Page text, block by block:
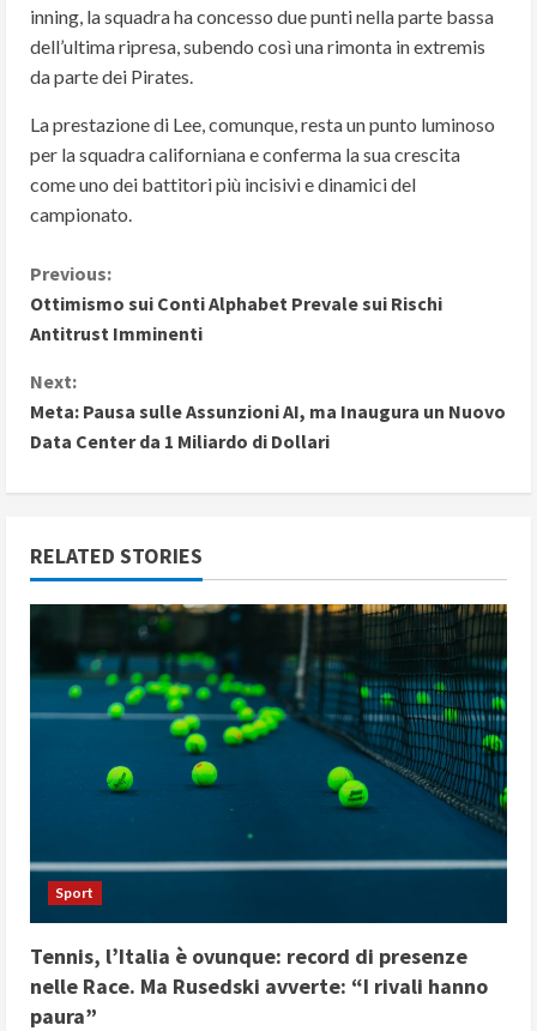
inning, la squadra ha concesso due punti nella parte bassa
dell’ultima ripresa, subendo così una rimonta in extremis
da parte dei Pirates.
La prestazione di Lee, comunque, resta un punto luminoso
per la squadra californiana e conferma la sua crescita
come uno dei battitori più incisivi e dinamici del
campionato.
C
o
n
t
i
u
R
n
g
Previous:
Ottimismo sui Conti Alphabet Prevale sui Rischi
Antitrust Imminenti
Next:
Meta: Pausa sulle Assunzioni AI, ma Inaugura un Nuovo
Data Center da 1 Miliardo di Dollari
RELATED STORIES
Sport
Tennis, l’Italia è ovunque: record di presenze
nelle Race. Ma Rusedski avverte: “I rivali hanno
paura”